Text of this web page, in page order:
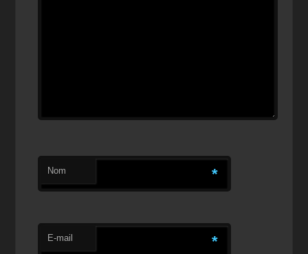
Nom *
E-mail *